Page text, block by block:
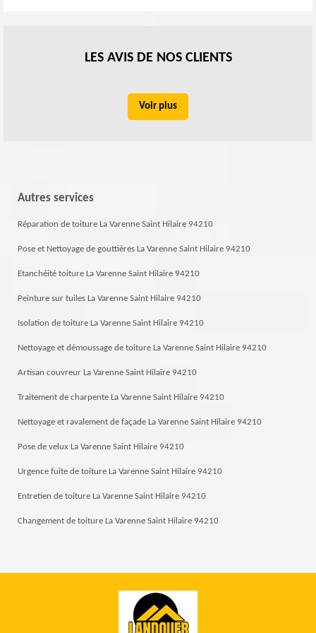
LES AVIS DE NOS CLIENTS
Voir plus
Autres services
Réparation de toiture La Varenne Saint Hilaire 94210
Pose et Nettoyage de gouttières La Varenne Saint Hilaire 94210
Etanchéité toiture La Varenne Saint Hilaire 94210
Peinture sur tuiles La Varenne Saint Hilaire 94210
Isolation de toiture La Varenne Saint Hilaire 94210
Nettoyage et démoussage de toiture La Varenne Saint Hilaire 94210
Artisan couvreur La Varenne Saint Hilaire 94210
Traitement de charpente La Varenne Saint Hilaire 94210
Nettoyage et ravalement de façade La Varenne Saint Hilaire 94210
Pose de velux La Varenne Saint Hilaire 94210
Urgence fuite de toiture La Varenne Saint Hilaire 94210
Entretien de toiture La Varenne Saint Hilaire 94210
Changement de toiture La Varenne Saint Hilaire 94210